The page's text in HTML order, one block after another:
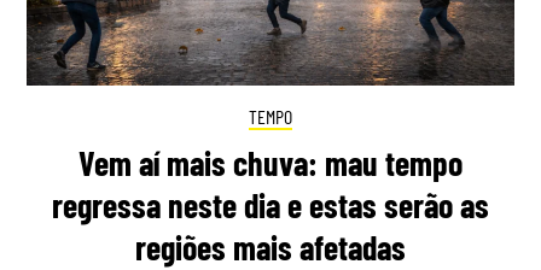
TEMPO
Vem aí mais chuva: mau tempo
regressa neste dia e estas serão as
regiões mais afetadas